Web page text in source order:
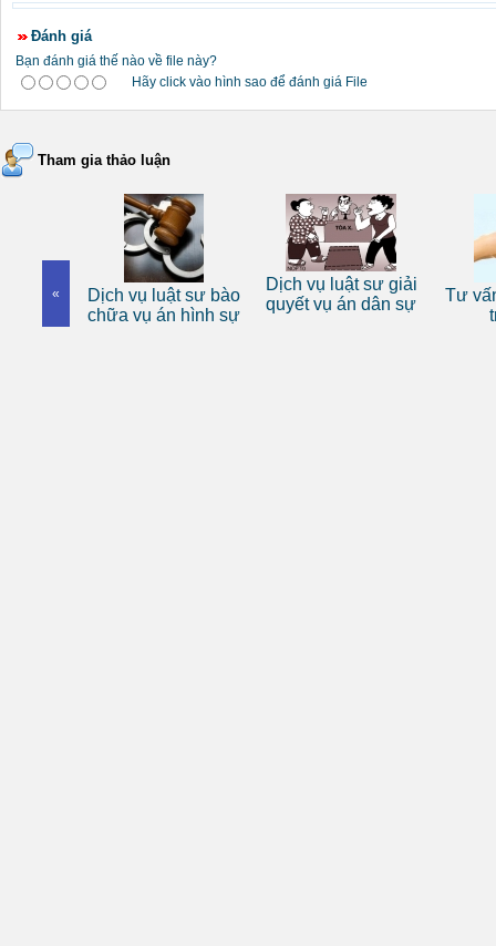
Đánh giá
Bạn đánh giá thế nào về file này?
Hãy click vào hình sao để đánh giá File
Tham gia thảo luận
«
Dịch vụ luật sư bào
chữa vụ án hình sự
Dịch vụ luật sư giải
quyết vụ án dân sự
Tư